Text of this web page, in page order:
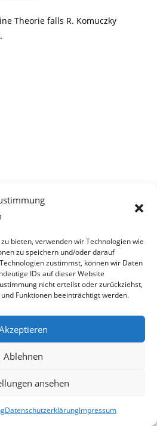
bieten, verwenden wir Technologien wie
zu speichern und/oder darauf
zustimmst, können wir Daten
IDs auf dieser Website
nicht erteilst oder zurückziehst,
Funktionen beeinträchtigt werden.
Ablehnen
ansehen
DatenschutzerklärungImpressum
Theorie falls R. Komuczky
Herr K. ?
des ersten Interviews
zu haben, wollten wir das